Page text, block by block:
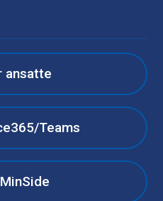
ansatte
Teams